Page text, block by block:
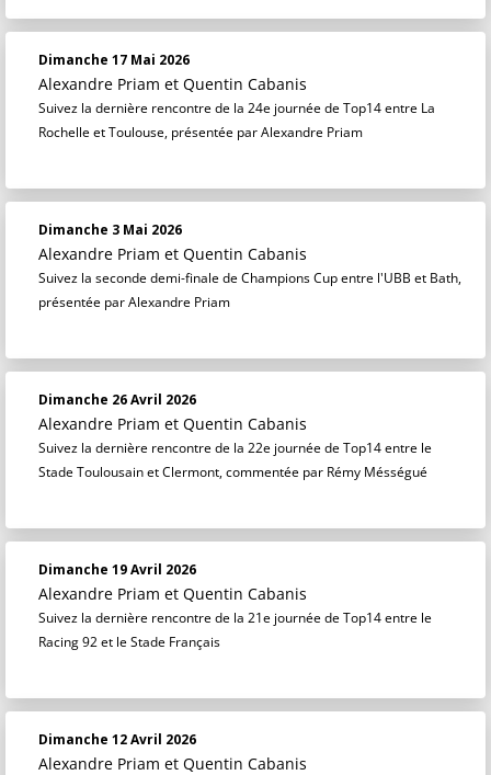
Dimanche 17 Mai 2026
Alexandre Priam et Quentin Cabanis
Suivez la dernière rencontre de la 24e journée de Top14 entre La
Rochelle et Toulouse, présentée par Alexandre Priam
Dimanche 3 Mai 2026
Alexandre Priam et Quentin Cabanis
Suivez la seconde demi-finale de Champions Cup entre l'UBB et Bath,
présentée par Alexandre Priam
Dimanche 26 Avril 2026
Alexandre Priam et Quentin Cabanis
Suivez la dernière rencontre de la 22e journée de Top14 entre le
Stade Toulousain et Clermont, commentée par Rémy Mésségué
Dimanche 19 Avril 2026
Alexandre Priam et Quentin Cabanis
Suivez la dernière rencontre de la 21e journée de Top14 entre le
Racing 92 et le Stade Français
Dimanche 12 Avril 2026
Alexandre Priam et Quentin Cabanis